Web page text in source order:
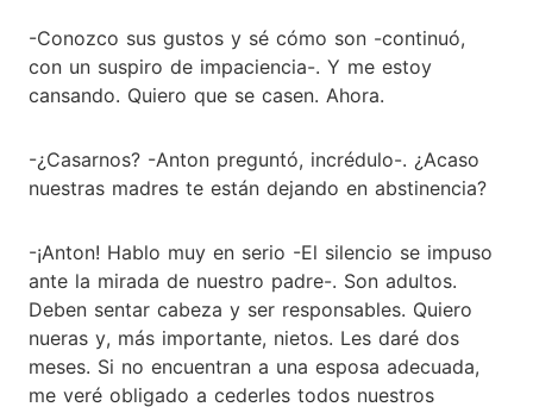
-Conozco sus gustos y sé cómo son -continuó,
con un suspiro de impaciencia-. Y me estoy
cansando. Quiero que se casen. Ahora.
-¿Casarnos? -Anton preguntó, incrédulo-. ¿Acaso
nuestras madres te están dejando en abstinencia?
-¡Anton! Hablo muy en serio -El silencio se impuso
ante la mirada de nuestro padre-. Son adultos.
Deben sentar cabeza y ser responsables. Quiero
nueras y, más importante, nietos. Les daré dos
meses. Si no encuentran a una esposa adecuada,
me veré obligado a cederles todos nuestros